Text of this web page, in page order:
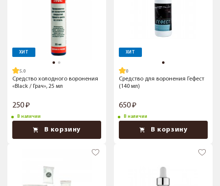
ХИТ
5.0
Средство холодного воронения
«Black / Грач», 25 мл
250
В наличии
В корзину
ХИТ
Средство для воронения Гефест
(140 мл)
650
В наличии
В корзину